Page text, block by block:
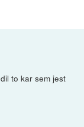
to kar sem jest